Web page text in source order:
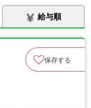
給与順
保存する